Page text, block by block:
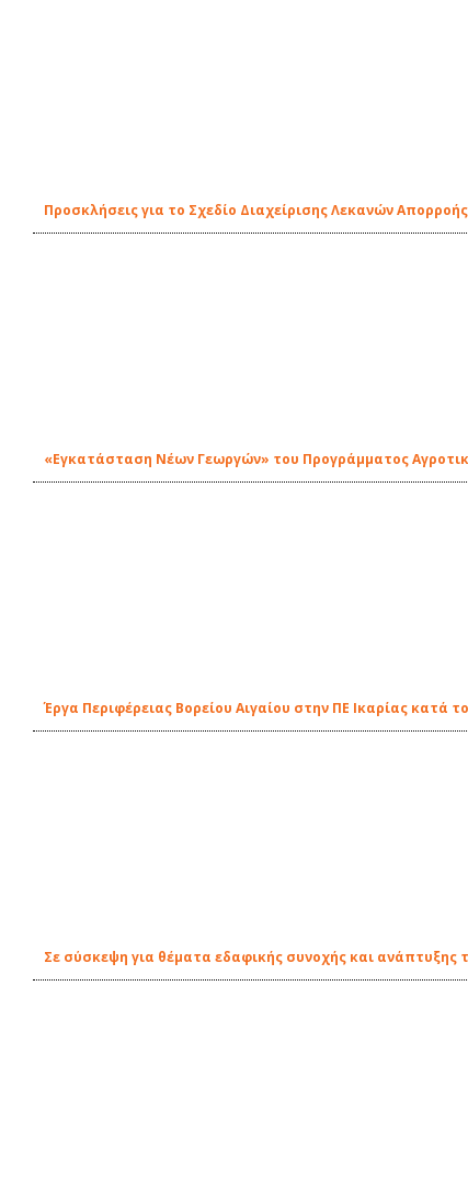
Προσκλήσεις για το Σχεδίο Διαχείρισης Λεκανών
«Εγκατάσταση Νέων Γεωργών» του Προγράμματος
Έργα Περιφέρειας Βορείου Αιγαίου στην ΠΕ Ικαρίας κατά
Σε σύσκεψη για θέματα εδαφικής συνοχής και ανάπτυξης